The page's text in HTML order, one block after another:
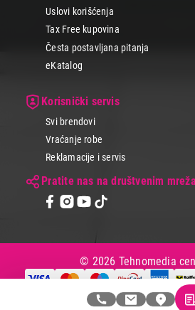
Uslovi korišćenja
Tax Free kupovina
Česta postavljana pitanja
eKatalog
Korisnički servis
Svi brendovi
Vraćanje robe
Reklamacije i servis
Pratite nas na društvenim
© 2026 Tehnomedia